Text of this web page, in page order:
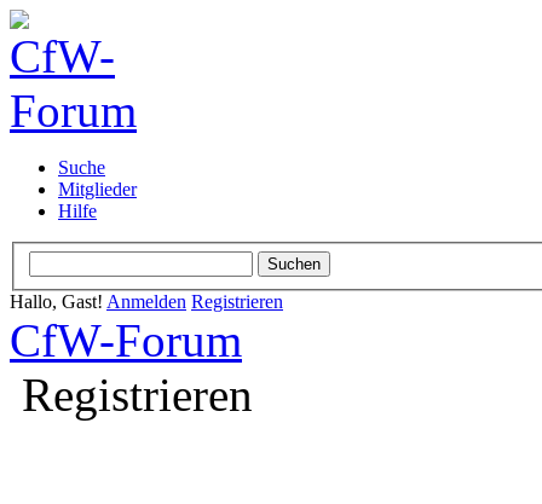
Suche
Mitglieder
Hilfe
Hallo, Gast! Anmelden Registrieren
CfW-Forum
Registrieren